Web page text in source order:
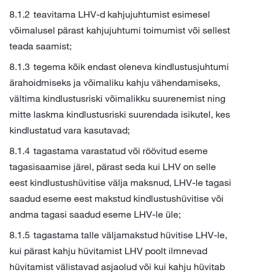
teavitama LHV-d kahjujuhtumist esimesel
võimalusel pärast kahjujuhtumi toimumist või sellest
teada saamist;
tegema kõik endast oleneva kindlustusjuhtumi
ärahoidmiseks ja võimaliku kahju vähendamiseks,
vältima kindlustusriski võimalikku suurenemist ning
mitte laskma kindlustusriski suurendada isikutel, kes
kindlustatud vara kasutavad;
tagastama varastatud või röövitud eseme
tagasisaamise järel, pärast seda kui LHV on selle
eest kindlustushüvitise välja maksnud, LHV-le tagasi
saadud eseme eest makstud kindlustushüvitise või
andma tagasi saadud eseme LHV-le üle;
tagastama talle väljamakstud hüvitise LHV-le,
kui pärast kahju hüvitamist LHV poolt ilmnevad
hüvitamist välistavad asjaolud või kui kahju hüvitab